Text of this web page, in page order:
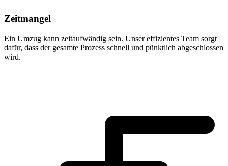
Zeitmangel
Ein Umzug kann zeitaufwändig sein. Unser effizientes Team sorgt
dafür, dass der gesamte Prozess schnell und pünktlich abgeschlossen
wird.